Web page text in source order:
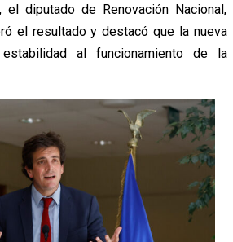
diputado de Renovación Nacional,
el resultado y destacó que la nueva
al funcionamiento de la